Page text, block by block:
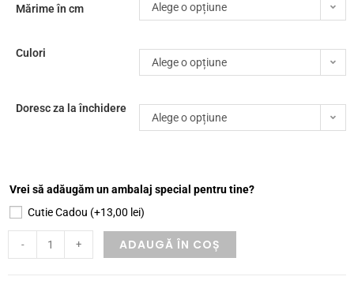
Mărime în cm Alege o opțiune
Culori
Alege o opțiune
Doresc za la închidere
Alege o opțiune
Vrei să adăugăm un ambalaj special pentru tine?
Cutie Cadou (+13,00 lei)
- + ADAUGĂ ÎN COȘ